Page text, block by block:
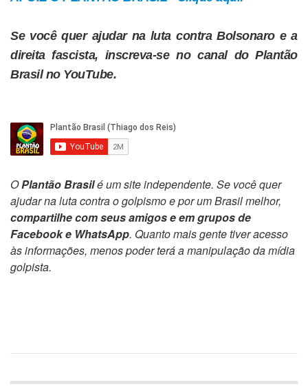
Se você quer ajudar na luta contra Bolsonaro e a
direita fascista, inscreva-se no canal do Plantão
Brasil no YouTube.
OPlantão Brasilé um site independente. Se você quer
ajudar na luta contra o golpismo e por um Brasil melhor,
compartilhe com seus amigos e em grupos de
Facebook e WhatsApp. Quanto mais gente tiver acesso
às informações, menos poder terá a manipulação da mídia
golpista.